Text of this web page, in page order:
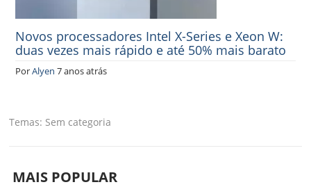
Novos processadores Intel X-Series e Xeon W:
duas vezes mais rápido e até 50% mais barato
PorAlyen 7 anos atrás
Temas Sem categoria
MAIS POPULAR